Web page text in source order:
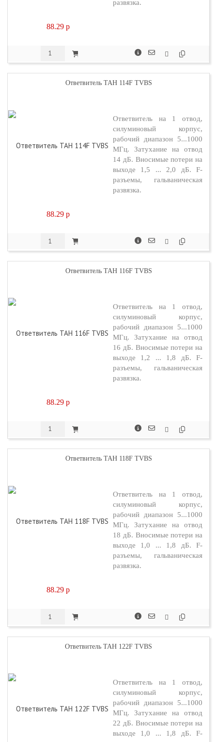
88.29 p
развязка.
Ответвитель TAH 114F TVBS
88.29 p
Ответвитель на 1 отвод,
силуминовый корпус,
рабочий диапазон 5...1000
МГц. Затухание на отвод
14 дБ. Вносимые потери на
выходе 1,5 ... 2,0 дБ. F-
разъемы, гальваническая
развязка.
Ответвитель TAH 116F TVBS
88.29 p
Ответвитель на 1 отвод,
силуминовый корпус,
рабочий диапазон 5...1000
МГц. Затухание на отвод
16 дБ. Вносимые потери на
выходе 1,2 ... 1,8 дБ. F-
разъемы, гальваническая
развязка.
Ответвитель TAH 118F TVBS
88.29 p
Ответвитель на 1 отвод,
силуминовый корпус,
рабочий диапазон 5...1000
МГц. Затухание на отвод
18 дБ. Вносимые потери на
выходе 1,0 ... 1,8 дБ. F-
разъемы, гальваническая
развязка.
Ответвитель TAH 122F TVBS
Ответвитель на 1 отвод,
силуминовый корпус,
рабочий диапазон 5...1000
МГц. Затухание на отвод
22 дБ. Вносимые потери на
выходе 1,0 ... 1,8 дБ. F-